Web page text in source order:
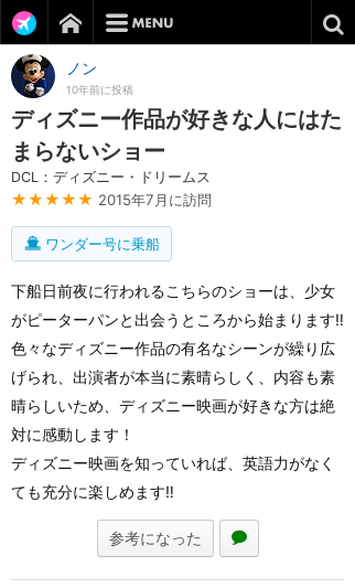
ノン
10年前に投稿
ディズニー作品が好きな人にはた
まらないショー
DCL：ディズニー・ドリームス
★★★★★ 2015年7月に訪問
ワンダー号に乗船
下船日前夜に行われるこちらのショーは、少女
がピーターパンと出会うところから始まります‼
色々なディズニー作品の有名なシーンが繰り広
げられ、出演者が本当に素晴らしく、内容も素
晴らしいため、ディズニー映画が好きな方は絶
対に感動します！
ディズニー映画を知っていれば、英語力がなく
ても充分に楽しめます‼
参考になった